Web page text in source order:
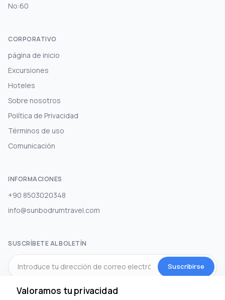
No:60
CORPORATIVO
página de inicio
Excursiones
Hoteles
Sobre nosotros
Política de Privacidad
Términos de uso
Comunicación
INFORMACIONES
+90 8503020348
info@sunbodrumtravel.com
SUSCRÍBETE AL BOLETÍN
Suscribirse
MEDIOS DE COMUNICACIÓN SOCIAL
Valoramos tu privacidad